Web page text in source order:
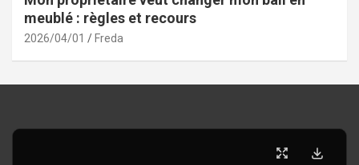
meublé : règles et recours
2026/04/01 Freda